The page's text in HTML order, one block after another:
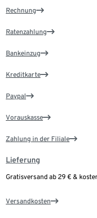
Rechnung
Ratenzahlung
Bankeinzug
Kreditkarte
Paypal
Vorauskasse
Zahlung in der Filiale
Lieferung
Gratisversand ab 29 € &
Versandkosten